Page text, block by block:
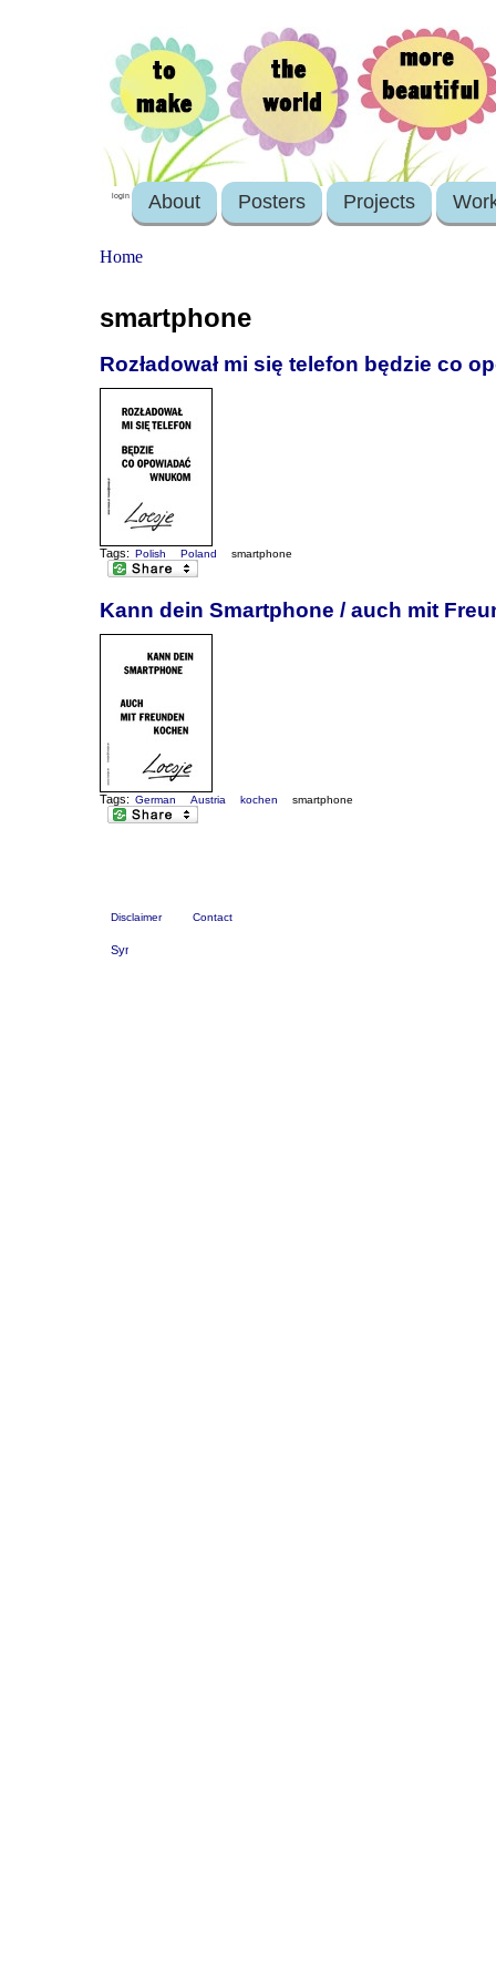
login About Posters Projects
Home
smartphone
Rozładował mi się telefon będzie co
Tags: Polish Poland smartphone
Kann dein Smartphone / auch mit
Tags: German Austria kochen smartphone
Disclaimer Contact